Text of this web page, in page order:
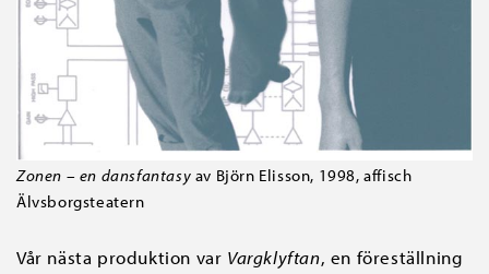
Zonen – en dansfantasy av Björn Elisson, 1998, affisch
Älvsborgsteatern
Vår nästa produktion var Vargklyftan, en föreställning